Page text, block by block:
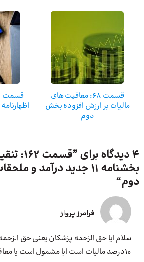
قسمت 68: معافیت های
مالیات بر ارزش افزوده بخش
دوم
اظهارنامه سال
4 دیدگاه برای ”
قسمت
بخشنامه ۱۱ جدید درآمد
دوم“
فرامرز پرواز
سلام ایا حق الزحمه پزشکان یعنی حق
10درصد مالیات است ایا مشمول است یا معاف